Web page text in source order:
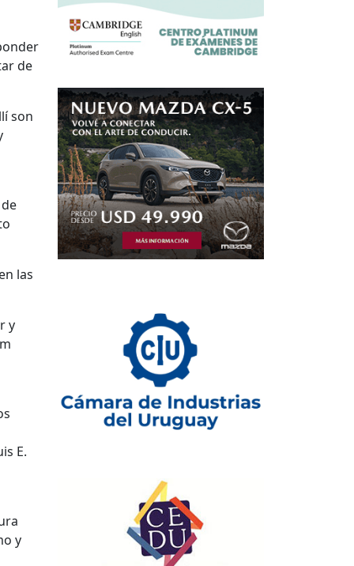
de
son
las
y
E.
y